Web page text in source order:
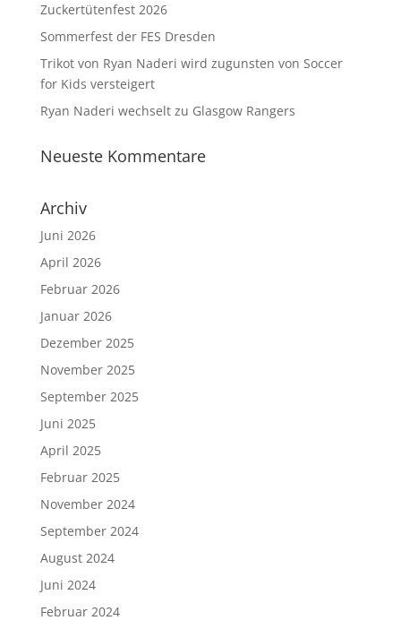
Zuckertütenfest 2026
Sommerfest der FES Dresden
Trikot von Ryan Naderi wird zugunsten von Soccer
for Kids versteigert
Ryan Naderi wechselt zu Glasgow Rangers
Neueste Kommentare
Archiv
Juni 2026
April 2026
Februar 2026
Januar 2026
Dezember 2025
November 2025
September 2025
Juni 2025
April 2025
Februar 2025
November 2024
September 2024
August 2024
Juni 2024
Februar 2024